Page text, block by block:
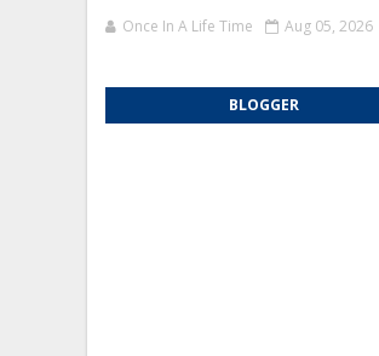
Once In A Life Time Aug 05, 2026
BLOGGER